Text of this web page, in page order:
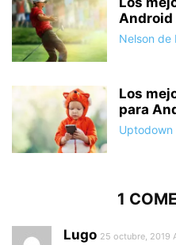
Android
Nelson de
Los
para
Uptodown
1
Lugo 25 octubre, 2019